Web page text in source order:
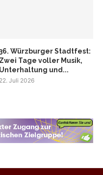
Würzburger Stadtfest:
Zwei Tage voller Musik,
Unterhaltung und...
22. Juli 2026